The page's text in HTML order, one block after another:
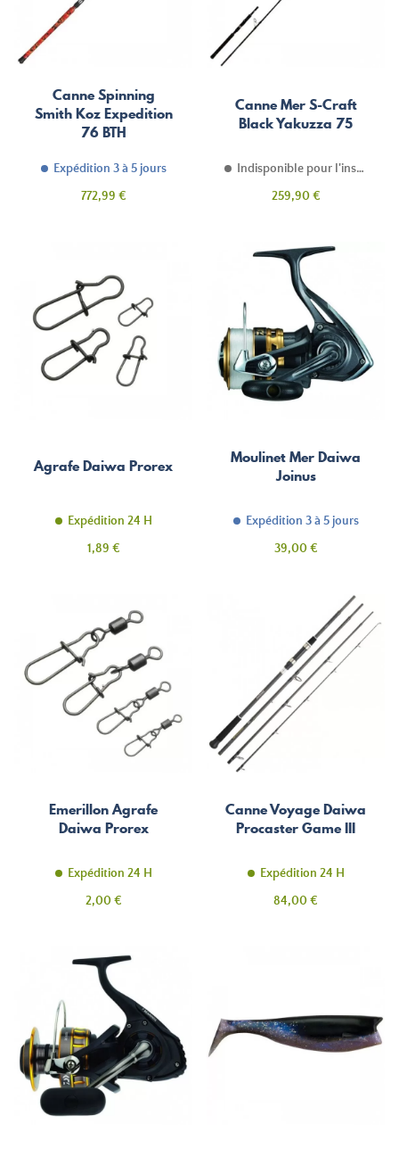
Canne Spinning
Smith Koz Expedition
76 BTH
Expédition 3 à 5 jours
Prix
772,99 €
Canne Mer S-Craft
Black Yakuzza 75
Indisponible pour l'instant
Prix
259,90 €
Agrafe Daiwa Prorex
Expédition 24 H
Prix
1,89 €
Moulinet Mer Daiwa
Joinus
Expédition 3 à 5 jours
Prix
39,00 €
Emerillon Agrafe
Daiwa Prorex
Expédition 24 H
Prix
2,00 €
Canne Voyage Daiwa
Procaster Game III
Expédition 24 H
Prix
84,00 €